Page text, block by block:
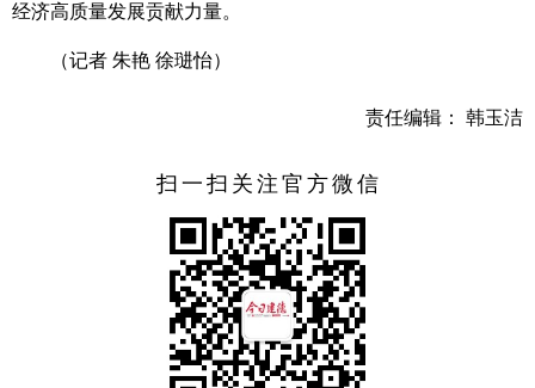
经济高质量发展贡献力量。
（记者 朱艳 徐琎怡）
责任编辑： 韩玉洁
扫一扫关注官方微信